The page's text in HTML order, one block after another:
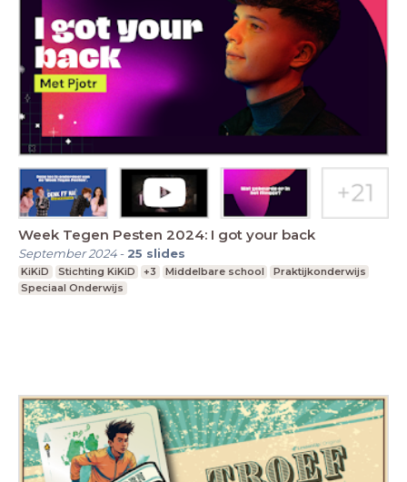
Week Tegen Pesten 2024: I got your back
September 2024- 25 slides
KiKiD Stichting KiKiD +3 Middelbare school
Praktijkonderwijs
Speciaal Onderwijs